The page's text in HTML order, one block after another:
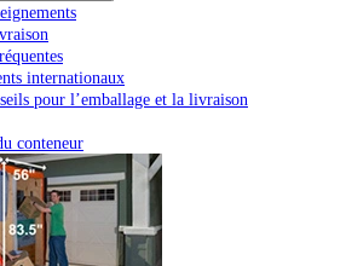
internationaux
pour l’emballage et la livraison
conteneur